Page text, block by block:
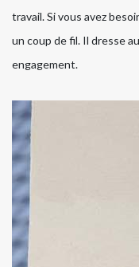
travail. Si vous avez
un coup de fil. Il dresse
engagement.